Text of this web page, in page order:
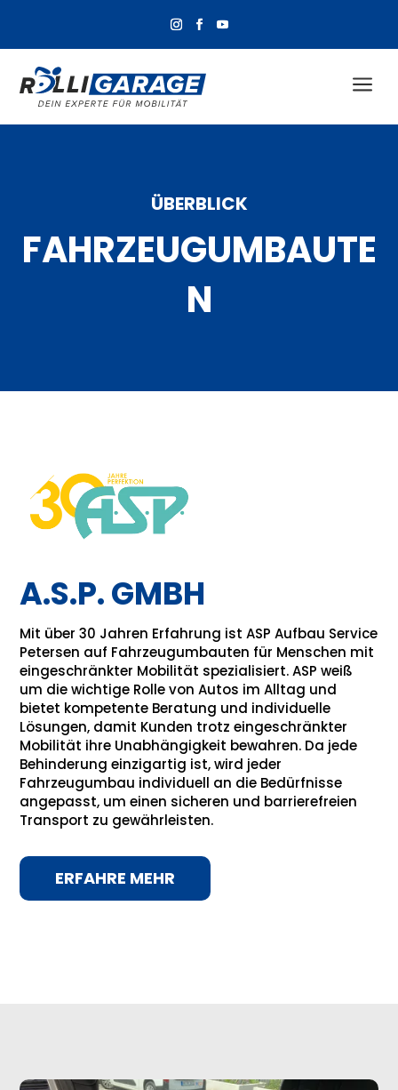
a
ÜBERBLICK
FAHRZEUGUMBAUTE
N
A.S.P. GMBH
Mit über 30 Jahren Erfahrung ist ASP Aufbau Service
Petersen auf Fahrzeugumbauten für Menschen mit
eingeschränkter Mobilität spezialisiert. ASP weiß
um die wichtige Rolle von Autos im Alltag und
bietet kompetente Beratung und individuelle
Lösungen, damit Kunden trotz eingeschränkter
Mobilität ihre Unabhängigkeit bewahren. Da jede
Behinderung einzigartig ist, wird jeder
Fahrzeugumbau individuell an die Bedürfnisse
angepasst, um einen sicheren und barrierefreien
Transport zu gewährleisten.
ERFAHRE MEHR